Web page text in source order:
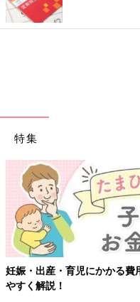
特集
妊娠・出産・育児にかかる費
やすく解説！